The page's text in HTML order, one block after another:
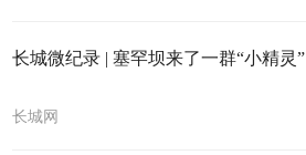
长城微纪录 | 塞罕坝来了一群“小精灵”
长城网